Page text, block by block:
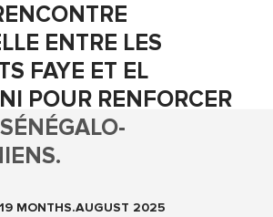
ENTRE LES
FAYE ET EL
POUR RENFORCER
19 MONTHS.AUGUST 2025